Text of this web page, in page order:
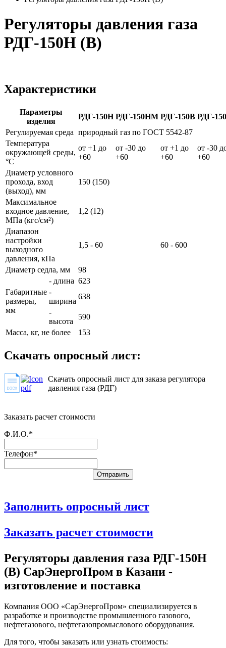
Регуляторы давления газа
РДГ-150Н (В)
Характеристики
Параметры
изделия
РДГ-150Н РДГ-150НМ РДГ-150В РДГ-
Регулируемая среда природный газ по ГОСТ 5542-87
Температура
окружающей среды,
°С
от +1 до
+60
от -30 до
+60
от +1 до
+60
от -30
+60
Диаметр условного
прохода, вход
(выход), мм
150 (150)
Максимальное
входное давление,
МПа (кгс/см²)
1,2 (12)
Диапазон
настройки
выходного
давления, кПа
1,5 - 60 60 - 600
Диаметр седла, мм 98
Габаритные
размеры,
мм
- длина 623
-
ширина
638
-
высота
590
Масса, кг, не более
153
Скачать опросный лист:
Скачать опросный лист для заказа регулятора
давления газа (РДГ)
Заказать расчет стоимости
Ф.И.О.*
Телефон*
Заполнить опросный лист
Заказать расчет стоимости
Регуляторы давления газа РДГ-150Н
(В) СарЭнергоПром в Казани -
изготовление и поставка
Компания ООО «СарЭнергоПром» специализируется в
разработке и производстве промышленного газового,
нефтегазового, нефтегазопромыслового оборудования.
Для того, чтобы заказать или узнать стоимость: